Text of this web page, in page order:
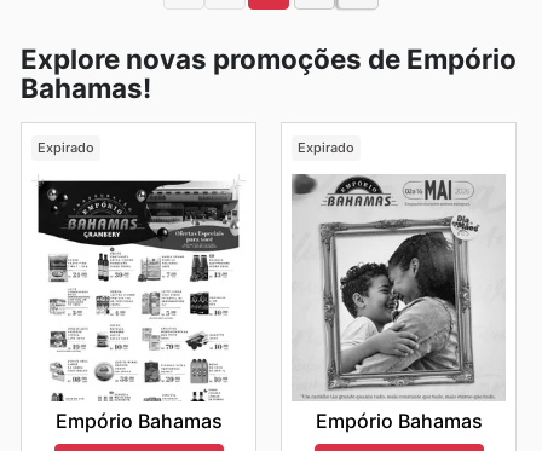
Explore novas promoções de Empório
Bahamas!
Expirado
Empório Bahamas
Expirado
Empório Bahamas